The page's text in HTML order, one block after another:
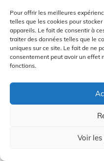
Pour offrir les meilleures
telles que les cookies pour
appareils. Le fait de consentir à
traiter des données telles que le
uniques sur ce site. Le fait de ne
consentement peut avoir un effet
fonctions.
Voir les
d’autres
Nous vous présentons
– le serviette de
noir/gris/rouge. Cette
glisse parfaitement